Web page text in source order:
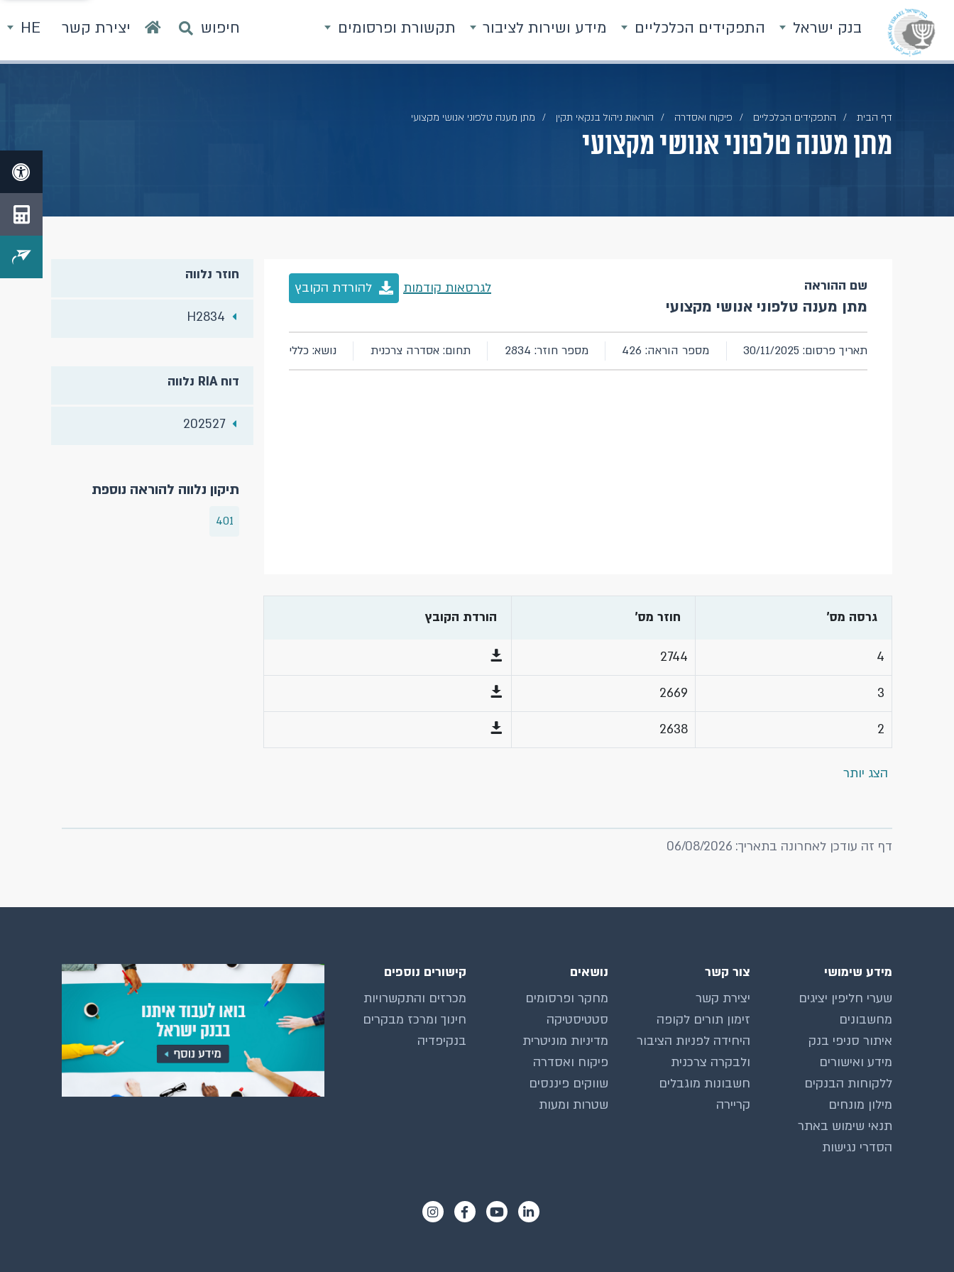
בנק ישראל התפקידים הכלכליים מידע ושירות לציבור תקשורת ופרסומים חיפוש יצירת קשר HE
דף הבית התפקידים הכלכליים פיקוח ואסדרה הוראות ניהול בנקאי תקין מתן מענה טלפוני אנושי מקצועי
מתן מענה טלפוני אנושי מקצועי
שם ההוראה
מתן מענה טלפוני אנושי מקצועי
לגרסאות קודמות להורדת הקובץ
תאריך פרסום: 30/11/2025 מספר הוראה: 426 מספר חוזר: 2834 תחום: אסדרה צרכנית נושא: כללי
חוזר נלווה
H2834
דוח RIA נלווה
202527
תיקון נלווה להוראה נוספת
401
גרסה מס' חוזר מס' הורדת הקובץ
4
2744
3
2669
2
2638
הצג יותר
דף זה עודכן לאחרונה בתאריך: 06/08/2026
מידע שימושי
שערי חליפין יציגים
מחשבונים
איתור סניפי בנק
מידע ואישורים
ללקוחות הבנקים
מילון מונחים
תנאי שימוש באתר
הסדרי נגישות
צור קשר
יצירת קשר
זימון תורים לקופה
היחידה לפניות הציבור
ולבקרה צרכנית
חשבונות מוגבלים
קריירה
נושאים
מחקר ופרסומים
סטטיסטיקה
מדיניות מוניטרית
פיקוח ואסדרה
שווקים פיננסים
שטרות ומעות
קישורים נוספים
מכרזים והתקשרויות
חינוך ומרכז מבקרים
בנקיפדיה